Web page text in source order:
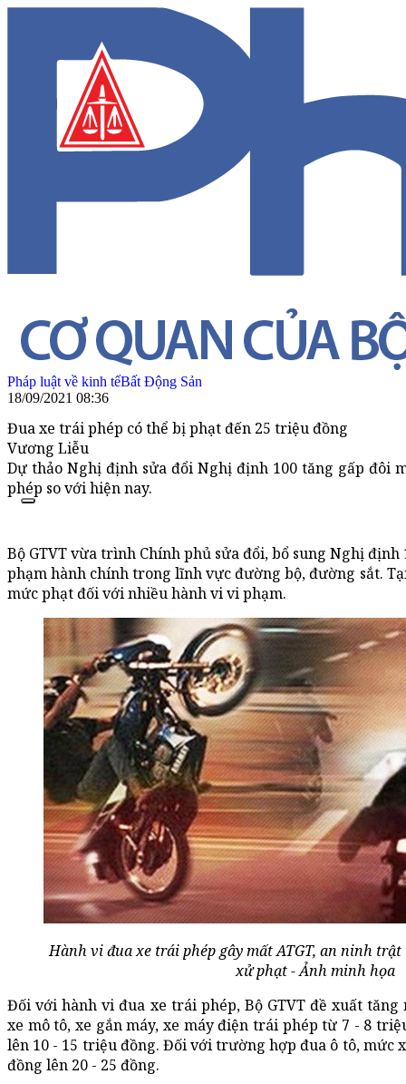
Pháp luật về kinh tếBất Động Sản
18/09/2021 08:36
Đua xe trái phép có thể bị phạt đến 25 triệu đồng
Vương Liễu
Dự thảo Nghị định sửa đổi Nghị định 100 tăng gấp đôi
phép so với hiện nay.
Bộ GTVT vừa trình Chính phủ sửa đổi, bổ sung Nghị
phạm hành chính trong lĩnh vực đường bộ, đường sắt.
mức phạt đối với nhiều hành vi vi phạm.
Hành vi đua xe trái phép gây mất ATGT, an ninh
xử phạt - Ảnh minh họa
Đối với hành vi đua xe trái phép, Bộ GTVT đề xuất
xe mô tô, xe gắn máy, xe máy điện trái phép từ 7 - 8
lên 10 - 15 triệu đồng. Đối với trường hợp đua ô tô, mức
đồng lên 20 - 25 đồng.